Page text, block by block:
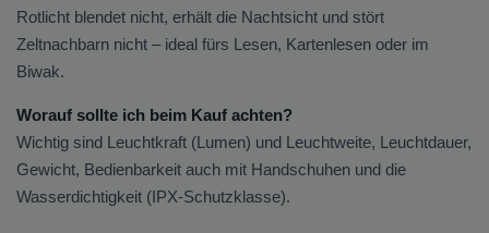
Rotlicht blendet nicht, erhält die Nachtsicht und stört
Zeltnachbarn nicht – ideal fürs Lesen, Kartenlesen oder im
Biwak.
Worauf sollte ich beim Kauf achten?
Wichtig sind Leuchtkraft (Lumen) und Leuchtweite, Leuchtdauer,
Gewicht, Bedienbarkeit auch mit Handschuhen und die
Wasserdichtigkeit (IPX-Schutzklasse).